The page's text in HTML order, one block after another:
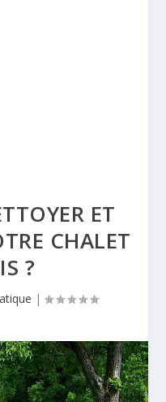
ET
CHALET
?
|